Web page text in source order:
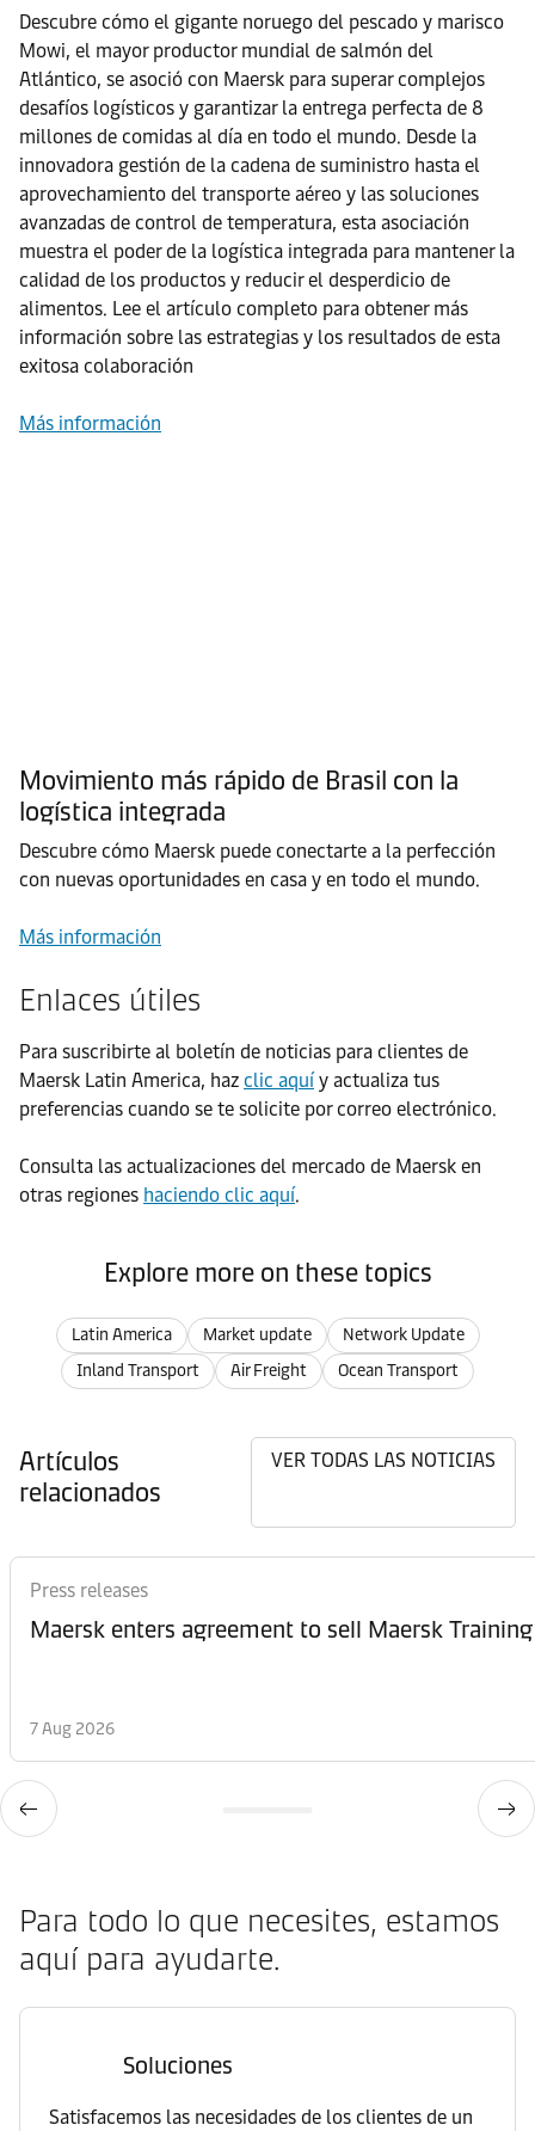
Descubre cómo el gigante noruego del pescado y marisco
Mowi, el mayor productor mundial de salmón del
Atlántico, se asoció con Maersk para superar complejos
desafíos logísticos y garantizar la entrega perfecta de 8
millones de comidas al día en todo el mundo. Desde la
innovadora gestión de la cadena de suministro hasta el
aprovechamiento del transporte aéreo y las soluciones
avanzadas de control de temperatura, esta asociación
muestra el poder de la logística integrada para mantener la
calidad de los productos y reducir el desperdicio de
alimentos. Lee el artículo completo para obtener más
información sobre las estrategias y los resultados de esta
exitosa colaboración
Más información
Movimiento más rápido de Brasil con la
logística integrada
Descubre cómo Maersk puede conectarte a la perfección
con nuevas oportunidades en casa y en todo el mundo.
Más información
Enlaces útiles
Para suscribirte al boletín de noticias para clientes de
Maersk Latin America, haz clic aquíy actualiza tus
preferencias cuando se te solicite por correo electrónico.
Consulta las actualizaciones del mercado de Maersk en
otras regiones haciendo clic aquí.
Explore more on these topics
Latin America Market update
Network Update
Inland Transport
Air Freight Ocean Transport
Artículos
relacionados
VER TODAS LAS NOTICIAS
Press releases
Maersk enters agreement to sell Maersk Training
7 Aug 2026
Para todo lo que necesites, estamos
aquí para ayudarte.
Soluciones
Satisfacemos las necesidades de los clientes de un